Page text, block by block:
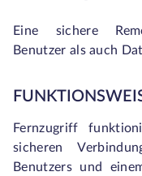
Eine sichere
Benutzer als auch
Fernzugriff
sicheren
Benutzers und